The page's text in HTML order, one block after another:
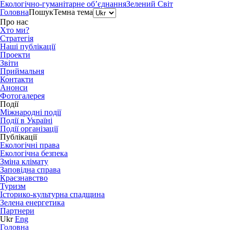
Екологічно-гуманітарне об’єднанняЗелений Світ
ГоловнаПошукТемна тема
Про нас
Хто ми?
Стратегія
Наші публікації
Проекти
Звіти
Приймальня
Контакти
Анонси
Фотогалерея
Події
Міжнародні події
Події в Україні
Події організації
Публікації
Екологічні права
Екологічна безпека
Зміна клімату
Заповідна справа
Краєзнавство
Туризм
Історико-культурна спадщина
Зелена енергетика
Партнери
Ukr Eng
Головна